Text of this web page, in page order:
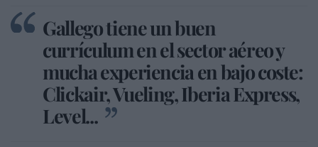
Gallego tiene un buen
currículum en el sector aéreo y
mucha experiencia en bajo coste:
Clickair, Vueling, Iberia Express,
Level...